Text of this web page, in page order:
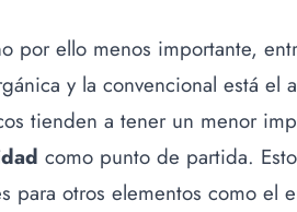
por ello menos importante,
y la convencional está el
tienden a tener un menor
como punto de partida.
para otros elementos como el